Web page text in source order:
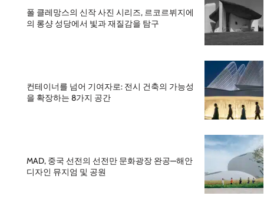
폴 클레망스의 신작 사진 시리즈, 르코르뷔지에
의 롱샹 성당에서 빛과 재질감을 탐구
컨테이너를 넘어 기여자로: 전시 건축의 가능성
을 확장하는 8가지 공간
MAD, 중국 선전의 선전만 문화광장 완공—해안
디자인 뮤지엄 및 공원